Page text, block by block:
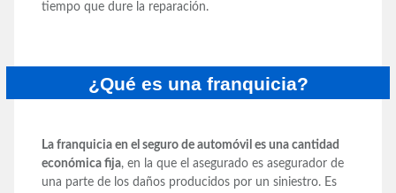
tiempo que dure la reparación.
¿Qué es una franquicia?
La franquicia en el seguro de automóvil es una cantidad
económica fija, en la que el asegurado es asegurador de
una parte de los daños producidos por un siniestro. Es